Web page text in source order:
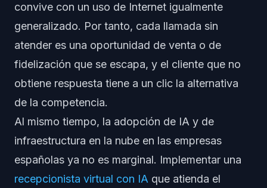
convive con un uso de Internet igualmente
generalizado. Por tanto, cada llamada sin
atender es una oportunidad de venta o de
fidelización que se escapa, y el cliente que no
obtiene respuesta tiene a un clic la alternativa
de la competencia.
Al mismo tiempo, la adopción de IA y de
infraestructura en la nube en las empresas
españolas ya no es marginal. Implementar una
recepcionista virtual con IA que atienda el